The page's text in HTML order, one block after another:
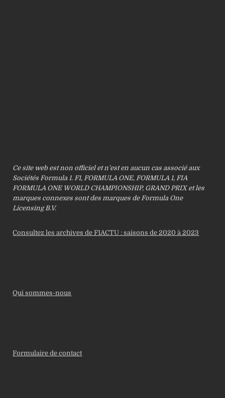
Ce site web est non officiel et n’est en aucun cas associé aux
Sociétés Formula 1. F1, FORMULA ONE, FORMULA 1, FIA
FORMULA ONE WORLD CHAMPIONSHIP, GRAND PRIX et les
marques connexes sont des marques de Formula One
Licensing B.V.
Consultez les archives de F1ACTU : saisons de 2020 à 2023
Qui sommes-nous
Formulaire de contact